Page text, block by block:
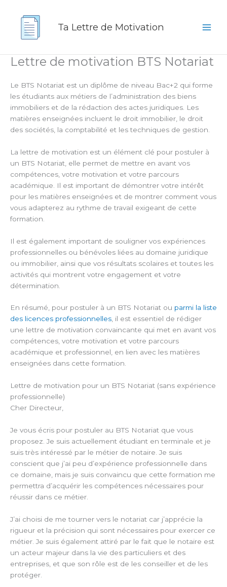
contenu
Ta Lettre de Motivation
Lettre de motivation BTS Notariat
Le BTS Notariat est un diplôme de niveau Bac+2 qui forme
les étudiants aux métiers de l’administration des biens
immobiliers et de la rédaction des actes juridiques. Les
matières enseignées incluent le droit immobilier, le droit
des sociétés, la comptabilité et les techniques de gestion.
La lettre de motivation est un élément clé pour postuler à
un BTS Notariat, elle permet de mettre en avant vos
compétences, votre motivation et votre parcours
académique. Il est important de démontrer votre intérêt
pour les matières enseignées et de montrer comment vous
vous adapterez au rythme de travail exigeant de cette
formation.
Il est également important de souligner vos expériences
professionnelles ou bénévoles liées au domaine juridique
ou immobilier, ainsi que vos résultats scolaires et toutes les
activités qui montrent votre engagement et votre
détermination.
En résumé, pour postuler à un BTS Notariat ou parmi la liste
des licences professionnelles, il est essentiel de rédiger
une lettre de motivation convaincante qui met en avant vos
compétences, votre motivation et votre parcours
académique et professionnel, en lien avec les matières
enseignées dans cette formation.
Lettre de motivation pour un BTS Notariat (sans expérience
professionnelle)
Cher Directeur,
Je vous écris pour postuler au BTS Notariat que vous
proposez. Je suis actuellement étudiant en terminale et je
suis très intéressé par le métier de notaire. Je suis
conscient que j’ai peu d’expérience professionnelle dans
ce domaine, mais je suis convaincu que cette formation me
permettra d’acquérir les compétences nécessaires pour
réussir dans ce métier.
J’ai choisi de me tourner vers le notariat car j’apprécie la
rigueur et la précision qui sont nécessaires pour exercer ce
métier. Je suis également attiré par le fait que le notaire est
un acteur majeur dans la vie des particuliers et des
entreprises, et que son rôle est de les conseiller et de les
protéger.